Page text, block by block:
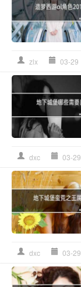
zlx 03-29
dxc 03-29
dxc 03-29